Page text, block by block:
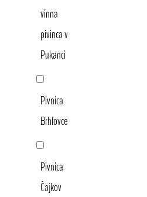
vínna
pivinca v
Pukanci
Pivnica
Brhlovce
Pivnica
Čajkov